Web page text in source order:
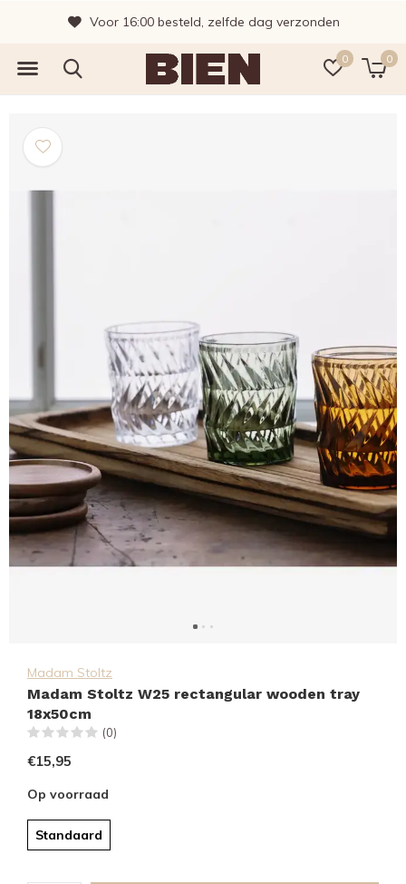
0 0
Voor 16:00 besteld, zelfde dag verzonden
Madam Stoltz
Madam Stoltz W25 rectangular wooden tray
18x50cm
(0)
€15,95
Op voorraad
Standaard